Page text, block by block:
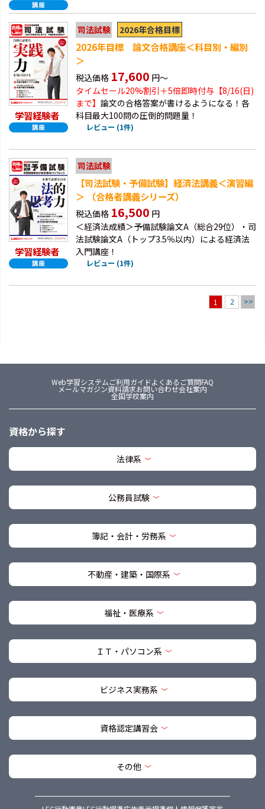
学習経験者
司法試験 2026年合格目標
2026年目標 論文合格講座＜科目別・編別
＞
税込価格 17,600 円～
タイムセール20%割引＋5倍即時付与【8/16(日)
まで】 論文の合格答案が書けるようになる！各
科目最大100問の圧倒的問題量！
レビュー (1件)
学習経験者
司法試験
【司法試験・予備試験】経済法講義＜演習編
＞ （合格者講義シリーズ）
税込価格 16,500 円
＜経済法成績＞予備試験論文A（総合29位）・司
法試験論文A（トップ3.5％以内）による経済法
入門講座！
レビュー (1件)
1 2 >>
Web学習システムご利用ガイドよくあるご質問FAQ
メールマガジン資料請求お問い合わせ会社案内
全国学校案内
資格から探す
法律系
公務員試験
簿記・会計・労務系
不動産・建築・国際系
福祉・医療系
ＩＴ・パソコン系
ビジネス実務系
資格認定講習会
その他